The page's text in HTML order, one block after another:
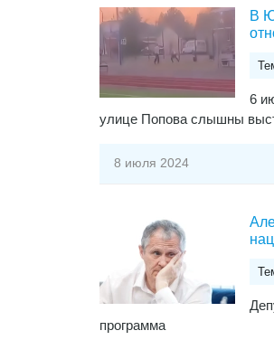
В
6
улице Попова слышны
8 июля 2024
программа